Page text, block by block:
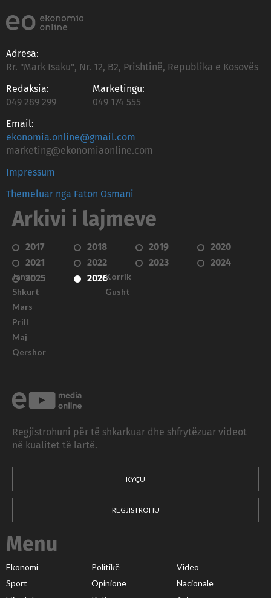
Adresa:
Rr. "Mark Isaku", Nr. 12, B2, Prishtinë, Republika e Kosovës
Redaksia:
049 289 299
Marketingu:
049 174 555
Email:
ekonomia.online@gmail.com
marketing@ekonomiaonline.com
Impressum
Themeluar nga Faton Osmani
Arkivi i lajmeve
2017 2018 2019
2020
2021
2022 2023
2024
2025
2026
Janar
Shkurt
Mars
Prill
Maj
Qershor
Korrik
Gusht
Regjistrohuni për të shkarkuar dhe shfrytëzuar videot
në kualitet të lartë.
KYÇU
REGJISTROHU
Menu
Ekonomi Politikë
Video
Sport
Opinione
Nacionale